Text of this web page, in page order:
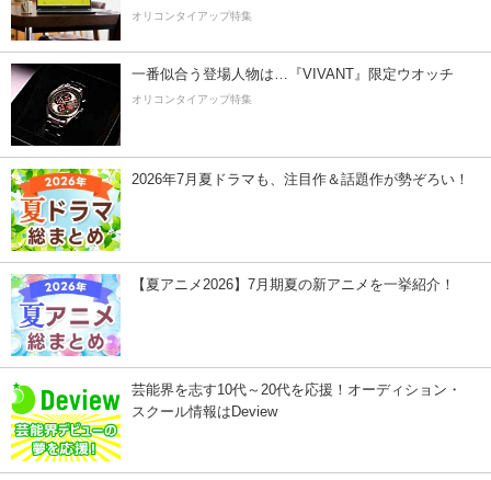
オリコンタイアップ特集
一番似合う登場人物は…『VIVANT』限定ウオッチ
オリコンタイアップ特集
2026年7月夏ドラマも、注目作＆話題作が勢ぞろい！
【夏アニメ2026】7月期夏の新アニメを一挙紹介！
芸能界を志す10代～20代を応援！オーディション・
スクール情報はDeview